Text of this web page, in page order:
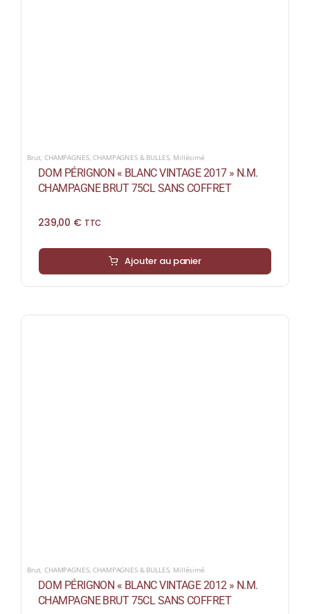
Brut ,CHAMPAGNES,CHAMPAGNES & BULLES, Millésimé
DOM PÉRIGNON « BLANC VINTAGE 2017 » N.M.
CHAMPAGNE BRUT 75CL SANS COFFRET
239,00 € TTC
Ajouter au panier
Brut ,CHAMPAGNES,CHAMPAGNES & BULLES, Millésimé
DOM PÉRIGNON « BLANC VINTAGE 2012 » N.M.
CHAMPAGNE BRUT 75CL SANS COFFRET